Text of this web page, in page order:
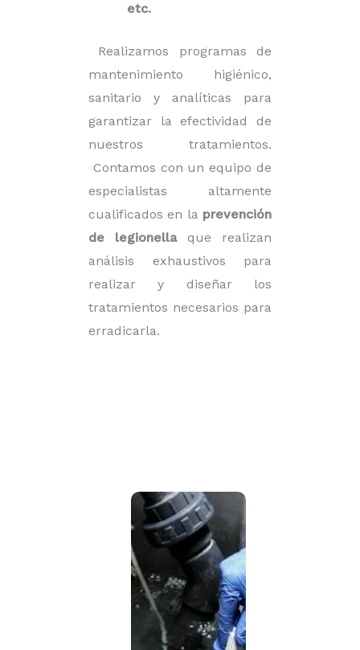
etc.
Realizamos programas de
mantenimiento higiénico,
sanitario y analíticas para
garantizar la efectividad de
nuestros tratamientos.
Contamos con un equipo de
especialistas altamente
cualificados en la prevención
de legionellaque realizan
análisis exhaustivos para
realizar y diseñar los
tratamientos necesarios para
erradicarla.